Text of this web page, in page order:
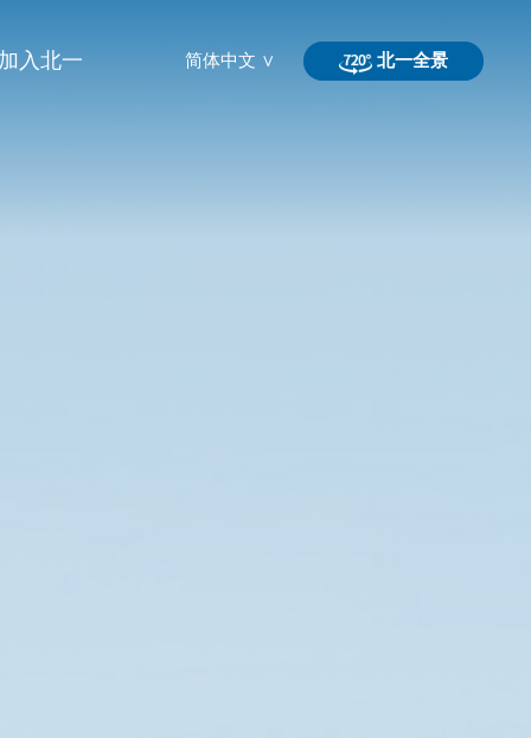
入北一 简体中文 ∨ 北一全景